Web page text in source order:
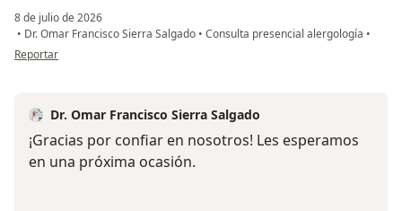
8 de julio de 2026
• Dr. Omar Francisco Sierra Salgado • Consulta presencial alergología •
en opinión del usuario Hernán Diez
Reportar
Dr. Omar Francisco Sierra Salgado
¡Gracias por confiar en nosotros! Les esperamos
en una próxima ocasión.